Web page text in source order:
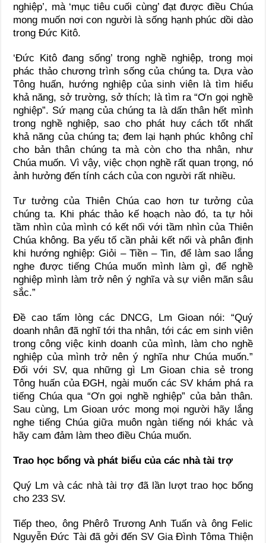
nghiệp’, mà ‘mục tiêu cuối cùng’ đạt được điều Chúa
mong muốn nơi con người là sống hạnh phúc dồi dào
trong Đức Kitô.
‘Đức Kitô đang sống’ trong nghề nghiệp, trong mọi
phác thảo chương trình sống của chúng ta. Dựa vào
Tông huấn, hướng nghiệp của sinh viên là tìm hiểu
khả năng, sở trường, sở thích; là tìm ra “Ơn gọi nghề
nghiệp”. Sứ mạng của chúng ta là dấn thân hết mình
trong nghề nghiệp, sao cho phát huy cách tốt nhất
khả năng của chúng ta; đem lại hạnh phúc không chỉ
cho bản thân chúng ta mà còn cho tha nhân, như
Chúa muốn. Vì vậy, việc chọn nghề rất quan trọng, nó
ảnh hưởng đến tính cách của con người rất nhiều.
Tư tưởng của Thiên Chúa cao hơn tư tưởng của
chúng ta. Khi phác thảo kế hoạch nào đó, ta tự hỏi
tầm nhìn của mình có kết nối với tầm nhìn của Thiên
Chúa không. Ba yếu tố cần phải kết nối và phân định
khi hướng nghiệp: Giỏi – Tiền – Tin, để làm sao lắng
nghe được tiếng Chúa muốn mình làm gì, để nghề
nghiệp mình làm trở nên ý nghĩa và sự viên mãn sâu
sắc.”
Đề cao tấm lòng các DNCG, Lm Gioan nói: “Quý
doanh nhân đã nghĩ tới tha nhân, tới các em sinh viên
trong công việc kinh doanh của mình, làm cho nghề
nghiệp của mình trở nên ý nghĩa như Chúa muốn.”
Đối với SV, qua những gì Lm Gioan chia sẻ trong
Tông huấn của ĐGH, ngài muốn các SV khám phá ra
tiếng Chúa qua “Ơn gọi nghề nghiệp” của bản thân.
Sau cùng, Lm Gioan ước mong mọi người hãy lắng
nghe tiếng Chúa giữa muôn ngàn tiếng nói khác và
hãy cam đảm làm theo điều Chúa muốn.
Trao học bổng và phát biểu của các nhà tài trợ
Quý Lm và các nhà tài trợ đã lần lượt trao học bổng
cho 233 SV.
Tiếp theo, ông Phêrô Trương Anh Tuấn và ông Felic
Nguyễn Đức Tài đã gởi đến SV Gia Đình Tôma Thiện